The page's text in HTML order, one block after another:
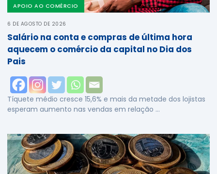
APOIO AO COMÉRCIO
6 DE AGOSTO DE 2026
Salário na conta e compras de última hora
aquecem o comércio da capital no Dia dos
Pais
Tíquete médio cresce 15,6% e mais da metade dos lojistas
esperam aumento nas vendas em relação …